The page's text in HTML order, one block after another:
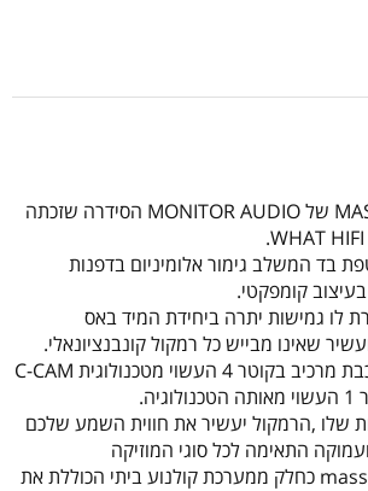
5 רמקולים מסדרת MASS של MONITOR AUDIO הסידרה שזכתה
בד המשלב גימור אלומיניום בדפנות
קומפקטי.
לו גמישות יתרה ביחידת המיד באס
שאינו מבייש כל רמקול קונבנציונאלי.
יחידת המיד באס מורכבת מרכיב בקוטר 4 העשוי מטכנולוגית C-CAM
שלו ,הרמקול יעשיר את חווית השמע שלכם
התאימה לכל סוגי המוזיקה
שילוב 4 רמקולים mass 10 כחלק ממערכת קולנוע ביתי הכוללת את